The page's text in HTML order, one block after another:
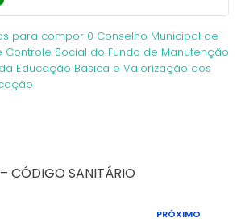
para compor 0 Conselho Municipal de
Social do Fundo de Manutenção
Educação Básica e Valorização dos
CÓDIGO SANITÁRIO
PRÓXIMO